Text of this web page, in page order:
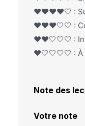
❤️❤️❤️❤️🤍 :
❤️❤️❤️🤍🤍 :
❤️❤️🤍🤍🤍 :
❤️🤍🤍🤍🤍 :
Note des
Votre note